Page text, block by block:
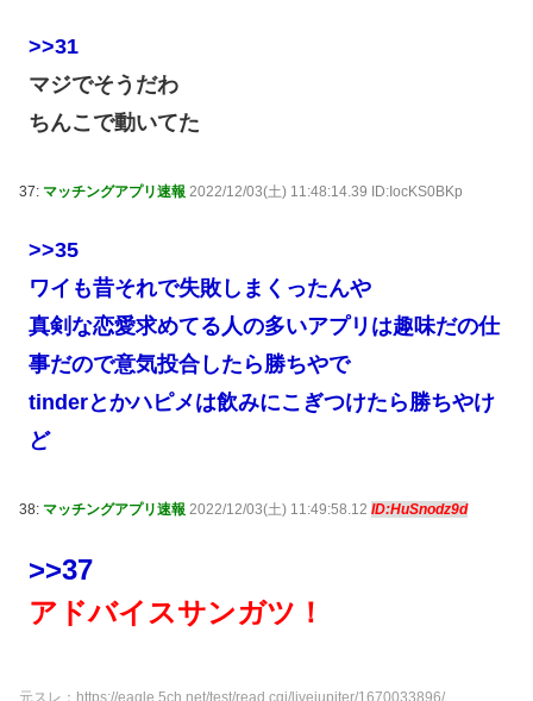
>>31
マジでそうだわ
ちんこで動いてた
37: マッチングアプリ速報 2022/12/03(土) 11:48:14.39 ID:IocKS0BKp
>>35
ワイも昔それで失敗しまくったんや
真剣な恋愛求めてる人の多いアプリは趣味だの仕
事だので意気投合したら勝ちやで
tinderとかハピメは飲みにこぎつけたら勝ちやけ
ど
38: マッチングアプリ速報 2022/12/03(土) 11:49:58.12 ID:HuSnodz9d
>>37
アドバイスサンガツ！
元スレ：https://eagle.5ch.net/test/read.cgi/livejupiter/1670033896/